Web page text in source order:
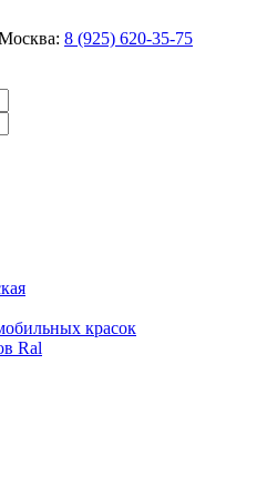
8 (925) 620-35-75
красок
Ral